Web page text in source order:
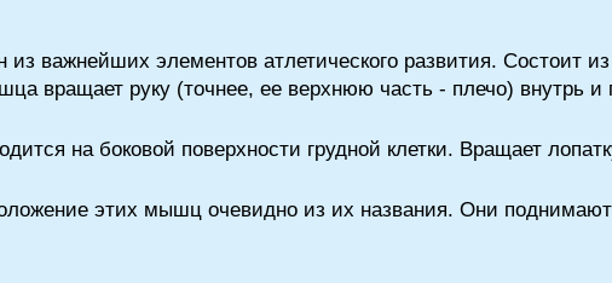
важнейших элементов атлетического развития. Состоит
вращает руку (точнее, ее верхнюю часть - плечо) внутрь и
на боковой поверхности грудной клетки. Вращает
этих мышц очевидно из их названия. Они поднимают